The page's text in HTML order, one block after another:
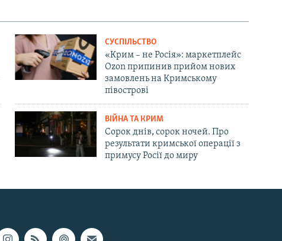
СУСПІЛЬСТВО
«Крим – не Росія»: маркетплейс
Ozon припинив прийом нових
замовлень на Кримському
півострові
ВІЙНА ТА КРИМ
Сорок днів, сорок ночей. Про
результати кримської операції з
примусу Росії до миру